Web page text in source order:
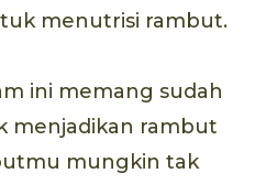
menutrisi rambut.
ini memang sudah
menjadikan rambut
mungkin tak